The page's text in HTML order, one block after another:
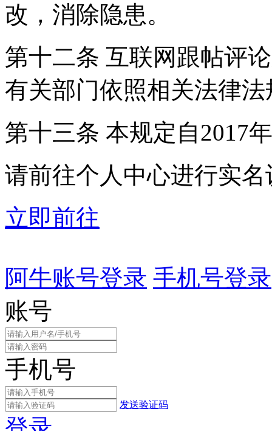
改，消除隐患。
第十二条 互联网跟帖评
有关部门依照相关法律
第十三条 本规定自2017
请前往个人中心进行实名
立即前往
阿牛账号登录 手机号登录
账号
手机号
发送验证码